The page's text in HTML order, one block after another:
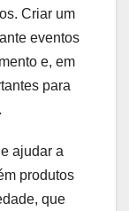
Criar um
eventos
e, em
para
ajudar a
produtos
que